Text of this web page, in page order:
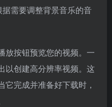
据需要调整背景音乐的音
放按钮预览您的视频。一
以创建高分辨率视频。这
完成并准备好下载时，